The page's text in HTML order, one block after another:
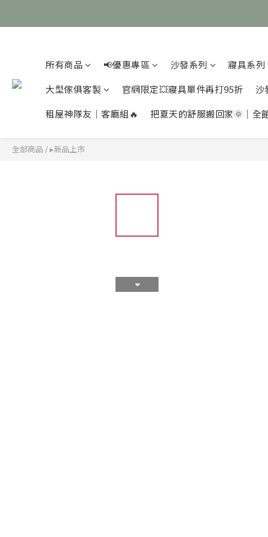
所有商品 📢優惠專區 沙發系列
寢具系列
大型傢俱客製
官網限定💥寢具單件再打95折
沙
租屋神隊友｜客廳組🔥
把夏天的舒服搬回家🌞｜全
全部商品 /▸新品上市